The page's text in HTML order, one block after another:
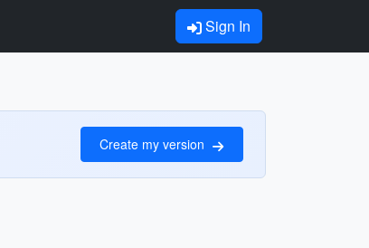
Sign In
Create my version